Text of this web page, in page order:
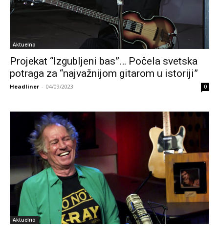
Aktuelno
Projekat “Izgubljeni bas”… Počela svetska
potraga za “najvažnijom gitarom u istoriji”
Headliner - 04/09/2023 0
Aktuelno